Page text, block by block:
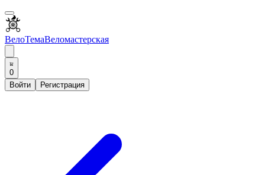
ВелоТемаВеломастерская
0
Войти
Регистрация